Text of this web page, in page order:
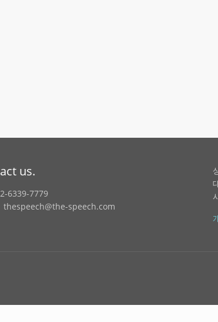
us.
6339-7779
thespeech@the-speech.com